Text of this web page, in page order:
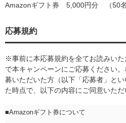
Amazonギフト券 5,000円分 （50名
応募規約
※事前に本応募規約を全てお読みいた
で本キャンペーンにご応募ください
募いただいた方（以下「応募者」と
た時点で、以下の内容にご同意いただ
■Amazonギフト券について